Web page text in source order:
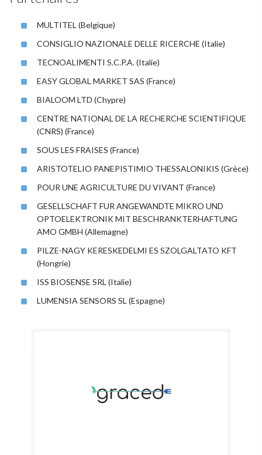
MULTITEL (Belgique)
CONSIGLIO NAZIONALE DELLE RICERCHE (Italie)
TECNOALIMENTI S.C.P.A. (Italie)
EASY GLOBAL MARKET SAS (France)
BIALOOM LTD (Chypre)
CENTRE NATIONAL DE LA RECHERCHE SCIENTIFIQUE
(CNRS) (France)
SOUS LES FRAISES (France)
ARISTOTELIO PANEPISTIMIO THESSALONIKIS (Grèce)
POUR UNE AGRICULTURE DU VIVANT (France)
GESELLSCHAFT FUR ANGEWANDTE MIKRO UND
OPTOELEKTRONIK MIT BESCHRANKTERHAFTUNG
AMO GMBH (Allemagne)
PILZE-NAGY KERESKEDELMI ES SZOLGALTATO KFT
(Hongrie)
ISS BIOSENSE SRL (Italie)
LUMENSIA SENSORS SL (Espagne)